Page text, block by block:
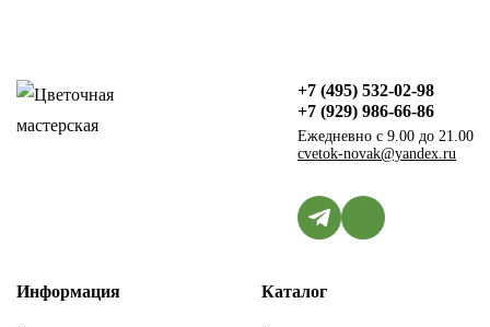
+7 (495) 532-02-98
+7 (929) 986-66-86
Ежедневно с 9.00 до 21.00
cvetok-novak@yandex.ru
Информация Каталог